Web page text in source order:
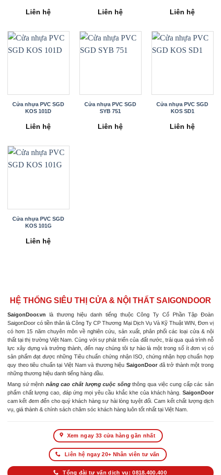
Liên hệ Liên hệ Liên hệ
Cửa nhựa PVC SGD
KOS 101D
Liên hệ
Cửa nhựa PVC SGD
SYB 751
Liên hệ
Cửa nhựa PVC SGD
KOS SD1
Liên hệ
Cửa nhựa PVC SGD
KOS 101G
Liên hệ
HỆ THỐNG SIÊU THỊ CỬA & NỘI THẤT SAIGONDOOR
SaigonDoor.vn là thương hiệu danh tiếng thuộc Công Ty Cổ Phần Tập Đoàn
SaigonDoor có tiền thân là Công Ty CP Thương Mại Dịch Vụ Và Kỹ Thuật WIN, Đơn vị
có hơn 15 năm chuyên môn về nghiên cứu, sản xuất, phân phối các loại cửa & nội
thất tại thị trường Việt Nam. Cùng với sự phát triển của đất nước, trải qua quá trình nỗ
lực xây dựng và trưởng thành, đến nay chúng tôi tự hào là một trong số ít đơn vị có
sản phẩm đạt được những Tiêu chuẩn chứng nhận ISO, chứng nhận hợp chuẩn hợp
quy theo tiêu chuẩn tại Việt Nam và thương hiệu SaigonDoor đã trở thành một trong
những thương hiệu danh tiếng hàng đầu.
Mang sứ mệnh nâng cao chất lượng cuộc sốngthông qua việc cung cấp các sản
phẩm chất lượng cao, đáp ứng mọi yêu cầu khắc khe của khách hàng. SaigonDoor
cam kết đem đến cho quý khách hàng sự hài lòng tuyệt đối. Cam kết chất lượng dịch
vụ, giá thành & chính sách chăm sóc khách hàng luôn tốt nhất tại Việt Nam.
Xem ngay 33 cửa hàng gần nhất
Liên hệ ngay 20+ Nhân viên tư vấn
Tổng đài tư vấn dịch vụ: 0818.400.400